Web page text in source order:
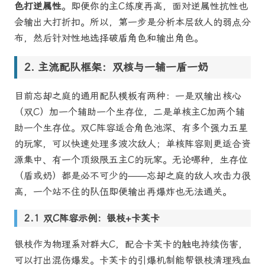
色打逆属性。即便你的主C练度再高，面对逆属性抗性也
会输出大打折扣。所以，第一步是分析本层敌人的弱点分
布，然后针对性地选择破盾角色和输出角色。
主流配队框架：双核与一辅一盾一奶
目前忘却之庭的通用配队模板有两种：一是双输出核心
（双C）加一个辅助一个生存位，二是单核主C加两个辅
助一个生存位。双C阵容适合角色池深、有多个强力五星
的玩家，可以快速处理多波次敌人；单核阵容则更适合资
源集中、有一个顶级限五主C的玩家。无论哪种，生存位
（盾或奶）都是必不可少的——忘却之庭的敌人攻击力很
高，一个站不住的队伍即便输出再爆炸也无法通关。
双C阵容示例：银枝+卡芙卡
银枝作为物理系对群大C，配合卡芙卡的触电持续伤害，
可以打出混伤爆发。卡芙卡的引爆机制能帮银枝清理残血